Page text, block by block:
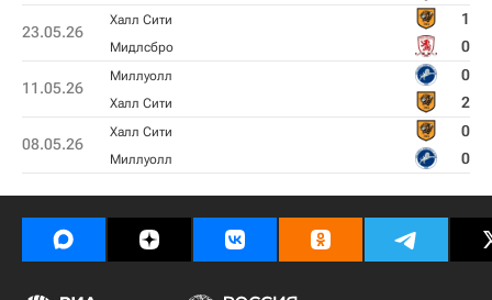
23.05.26
Халл Сити 1
Мидлсбро 0
11.05.26
Миллуолл 0
Халл Сити 2
08.05.26
Халл Сити 0
Миллуолл 0